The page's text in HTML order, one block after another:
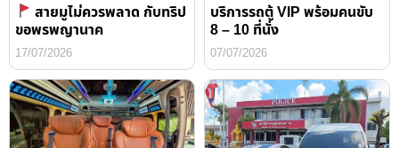
สายมูไม่ควรพลาด กับทริป
ขอพรพญานาค
17/07/2026
บริการรถตู้ VIP พร้อมคนขับ
8 – 10 ที่นั่ง
07/07/2026